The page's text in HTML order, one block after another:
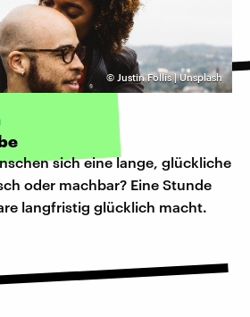
© Justin Follis | Unsplash
sich eine lange, glückliche
oder machbar? Eine Stunde
langfristig glücklich macht.